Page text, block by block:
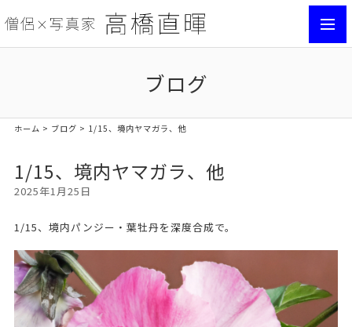
ブログ
ホーム > ブログ > 1/15、境内ヤマガラ、他
1/15、境内ヤマガラ、他
2025年1月25日
1/15、境内パンジー・葉牡丹を深度合成で。